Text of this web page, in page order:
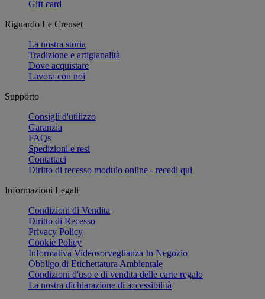
Gift card
Riguardo Le Creuset
La nostra storia
Tradizione e artigianalità
Dove acquistare
Lavora con noi
Supporto
Consigli d'utilizzo
Garanzia
FAQs
Spedizioni e resi
Contattaci
Diritto di recesso modulo online - recedi qui
Informazioni Legali
Condizioni di Vendita
Diritto di Recesso
Privacy Policy
Cookie Policy
Informativa Videosorveglianza In Negozio
Obbligo di Etichettatura Ambientale
Condizioni d'uso e di vendita delle carte regalo
La nostra dichiarazione di accessibilità